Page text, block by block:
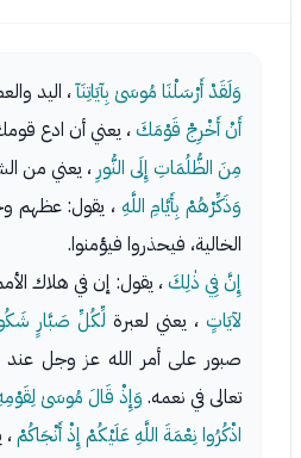
وَلَقَدْ أَرْسَلْنَا مُوسَىٰ بِآيَاتِنَآ، اليد
أَنْ أَخْرِجْ قَوْمَكَ، يعني أن ادع
مِنَ الظُّلُمَاتِ إِلَى النُّورِ ، يعني من
وَذَكِّرْهُمْ بِأَيَّامِ اللَّهِ ، يقول: عظهم
الخالية، فيحذروا فيؤمنوا.
إِنَّ فِي ذٰلِكَ، يقول: إن في هلاك
لآيَاتٍ ، يعني لعبرة لِّكُلِّ صَبَّارٍ
صبور على أمر الله عز وجل عند
تعالى في نعمه. وَإِذْ قَالَ مُوسَىٰ
اذْكُرُوا نِعْمَةَ اللَّهِ عَلَيْكُمْ إِذْ أَنْجَاكُمْ